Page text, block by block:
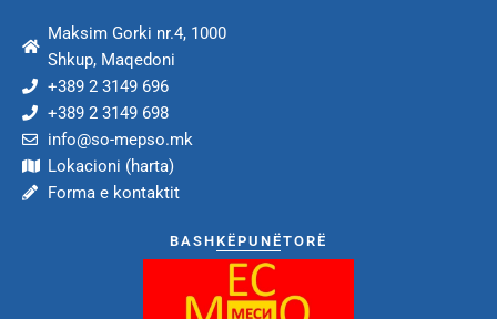
Maksim Gorki nr.4, 1000
Shkup, Maqedoni
+389 2 3149 696
+389 2 3149 698
info@so-mepso.mk
Lokacioni (harta)
Forma e kontaktit
BASHKËPUNËTORË